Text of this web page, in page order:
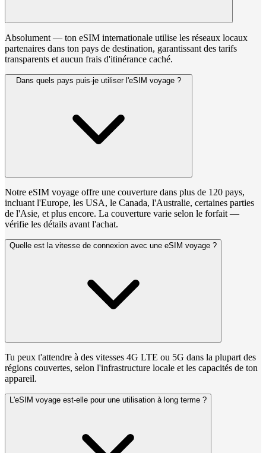
Absolument — ton eSIM internationale utilise les réseaux locaux
partenaires dans ton pays de destination, garantissant des tarifs
transparents et aucun frais d'itinérance caché.
Dans quels pays puis-je utiliser l'eSIM voyage ?
Notre eSIM voyage offre une couverture dans plus de 120 pays,
incluant l'Europe, les USA, le Canada, l'Australie, certaines parties
de l'Asie, et plus encore. La couverture varie selon le forfait —
vérifie les détails avant l'achat.
Quelle est la vitesse de connexion avec une eSIM voyage ?
Tu peux t'attendre à des vitesses 4G LTE ou 5G dans la plupart des
régions couvertes, selon l'infrastructure locale et les capacités de ton
appareil.
L'eSIM voyage est-elle pour une utilisation à long terme ?